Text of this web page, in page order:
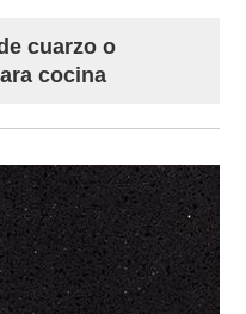
cuarzo o
cocina